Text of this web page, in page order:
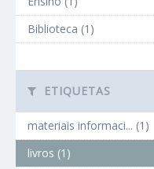
Biblioteca (1)
ETIQUETAS
materiais informaci... (1)
livros (1)